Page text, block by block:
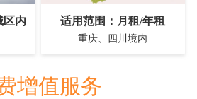
区内 适用范围：月租/年租
重庆、四川境内
增值服务